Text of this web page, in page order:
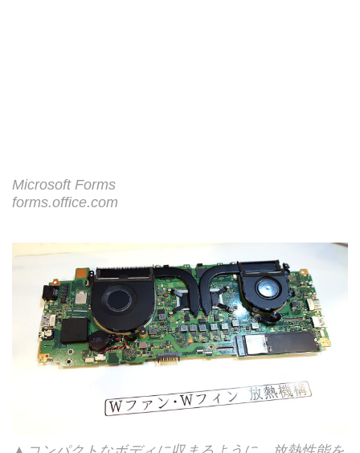
Microsoft Forms
forms.office.com